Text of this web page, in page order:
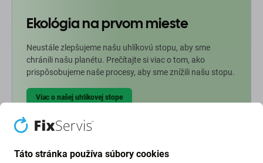
Ekológia na prvom mieste
Neustále zlepšujeme našu uhlíkovú stopu, aby sme
chránili našu planétu. Prečítajte si viac o tom, ako
prispôsobujeme naše procesy, aby sme znížili našu stopu.
Viac o našej uhlíkovej stope
Táto stránka používa súbory cookies